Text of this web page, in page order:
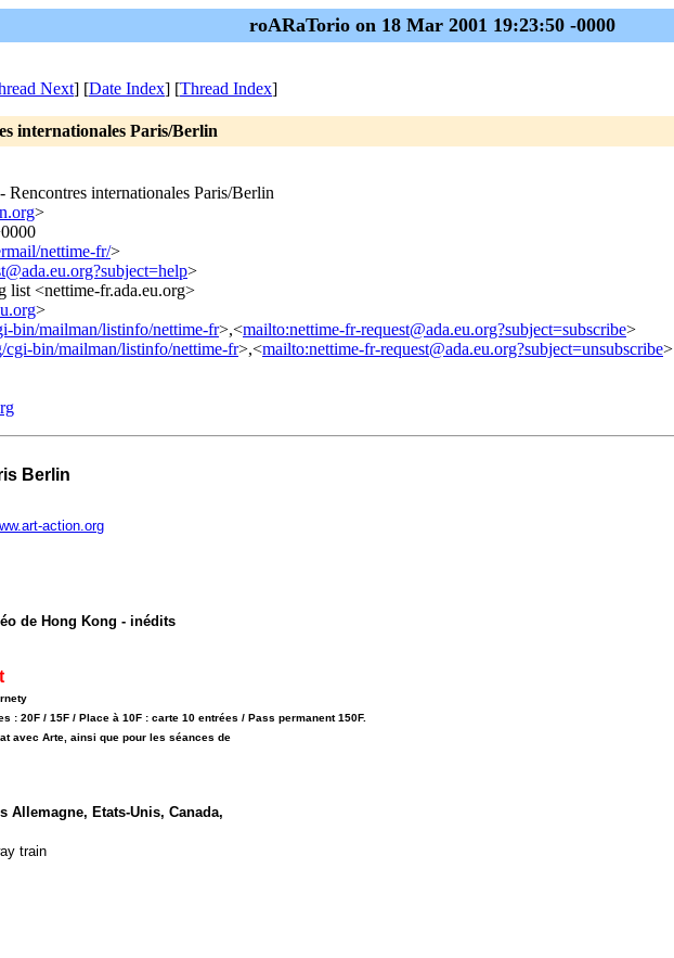
roARaTorio on 18 Mar 2001 19:23:50 -0000
Next] [Date Index] [Thread Index]
internationales Paris/Berlin
internationales Paris/Berlin
>
nettime-fr/>
>
list <nettime-fr.ada.eu.org>
>
bin/mailman/listinfo/nettime-fr>,<mailto:nettime-fr-request@ada.eu.org?subject=subscribe>
cgi-bin/mailman/listinfo/nettime-fr>,<mailto:nettime-fr-request@ada.eu.org?subject=unsubscribe>
Berlin
action.org
de Hong Kong - inédits
20F / 15F / Place à 10F : carte 10 entrées / Pass permanent 150F.
avec Arte, ainsi que pour les séances de
Allemagne, Etats-Unis, Canada,
train